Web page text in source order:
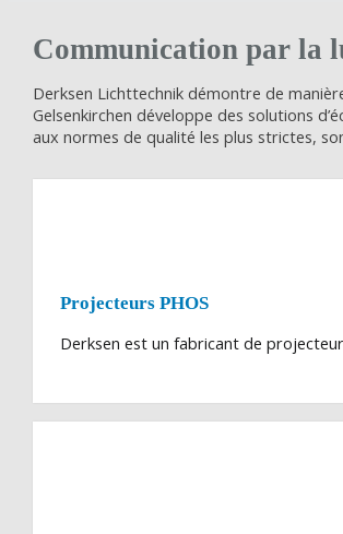
Communication par la
Derksen Lichttechnik démontre de
Gelsenkirchen développe des solutions
aux normes de qualité les plus strictes,
Projecteurs PHOS
Derksen est un fabricant de